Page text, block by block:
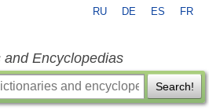
RU DE ES FR
Encyclopedias
Search!